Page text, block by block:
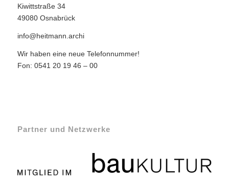
Kiwittstraße 34
49080 Osnabrück
info@heitmann.archi
Wir haben eine neue Telefonnummer!
Fon: 0541 20 19 46 – 00
Partner und Netzwerke